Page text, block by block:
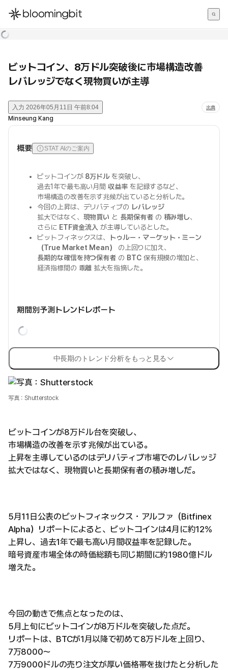
한국어
ビットコイン、8万ドル突破後に市場構造改善
レバレッジでなく現物買いが主導
入力 2026年05月11日 午前8:04 出典
Minseung Kang
概要 STAT AIのご案内
ビットコインが 8万ドルを突破し、
過去1年で最も高い月間収益率を記録するなど、
市場構造の改善を示す兆候が出ていると分析した。
今回の上昇は、デリバティブの レバレッジ
拡大ではなく、 現物買い と 長期保有者の 積み増し、
さらに ETF資金流入 が主導しているとした。
ビットフィネックスは、
トゥルー・マーケット・ミーン
（True Market Mean）
の上回りに加え、
長期的な確信を持つ保有者 の BTC保有規模の増加と、
経済指標間の 乖離 拡大を指摘した。
期間別予測トレンドレポート
中長期のトレンド分析をもっと見る
写真：Shutterstock
ビットコインが8万ドル台を突破し、
市場構造の改善を示す兆候が出ている。
上昇を主導しているのはデリバティブ市場でのレバレッジ
拡大ではなく、現物買いと長期保有者の積み増しだ。
5月11日公表のビットフィネックス・アルファ（Bitfinex
Alpha）リポートによると、ビットコインは4月に約12%
上昇し、過去1年で最も高い月間収益率を記録した。
暗号資産市場全体の時価総額も同じ期間に約1980億ドル
増えた。
今回の動きで焦点となったのは、
5月上旬にビットコインが8万ドルを突破した点だ。
リポートは、BTCが1月以降で初めて8万ドルを上回り、
7万8000〜
7万9000ドルの売り注文が厚い価格帯を抜けたと分析した